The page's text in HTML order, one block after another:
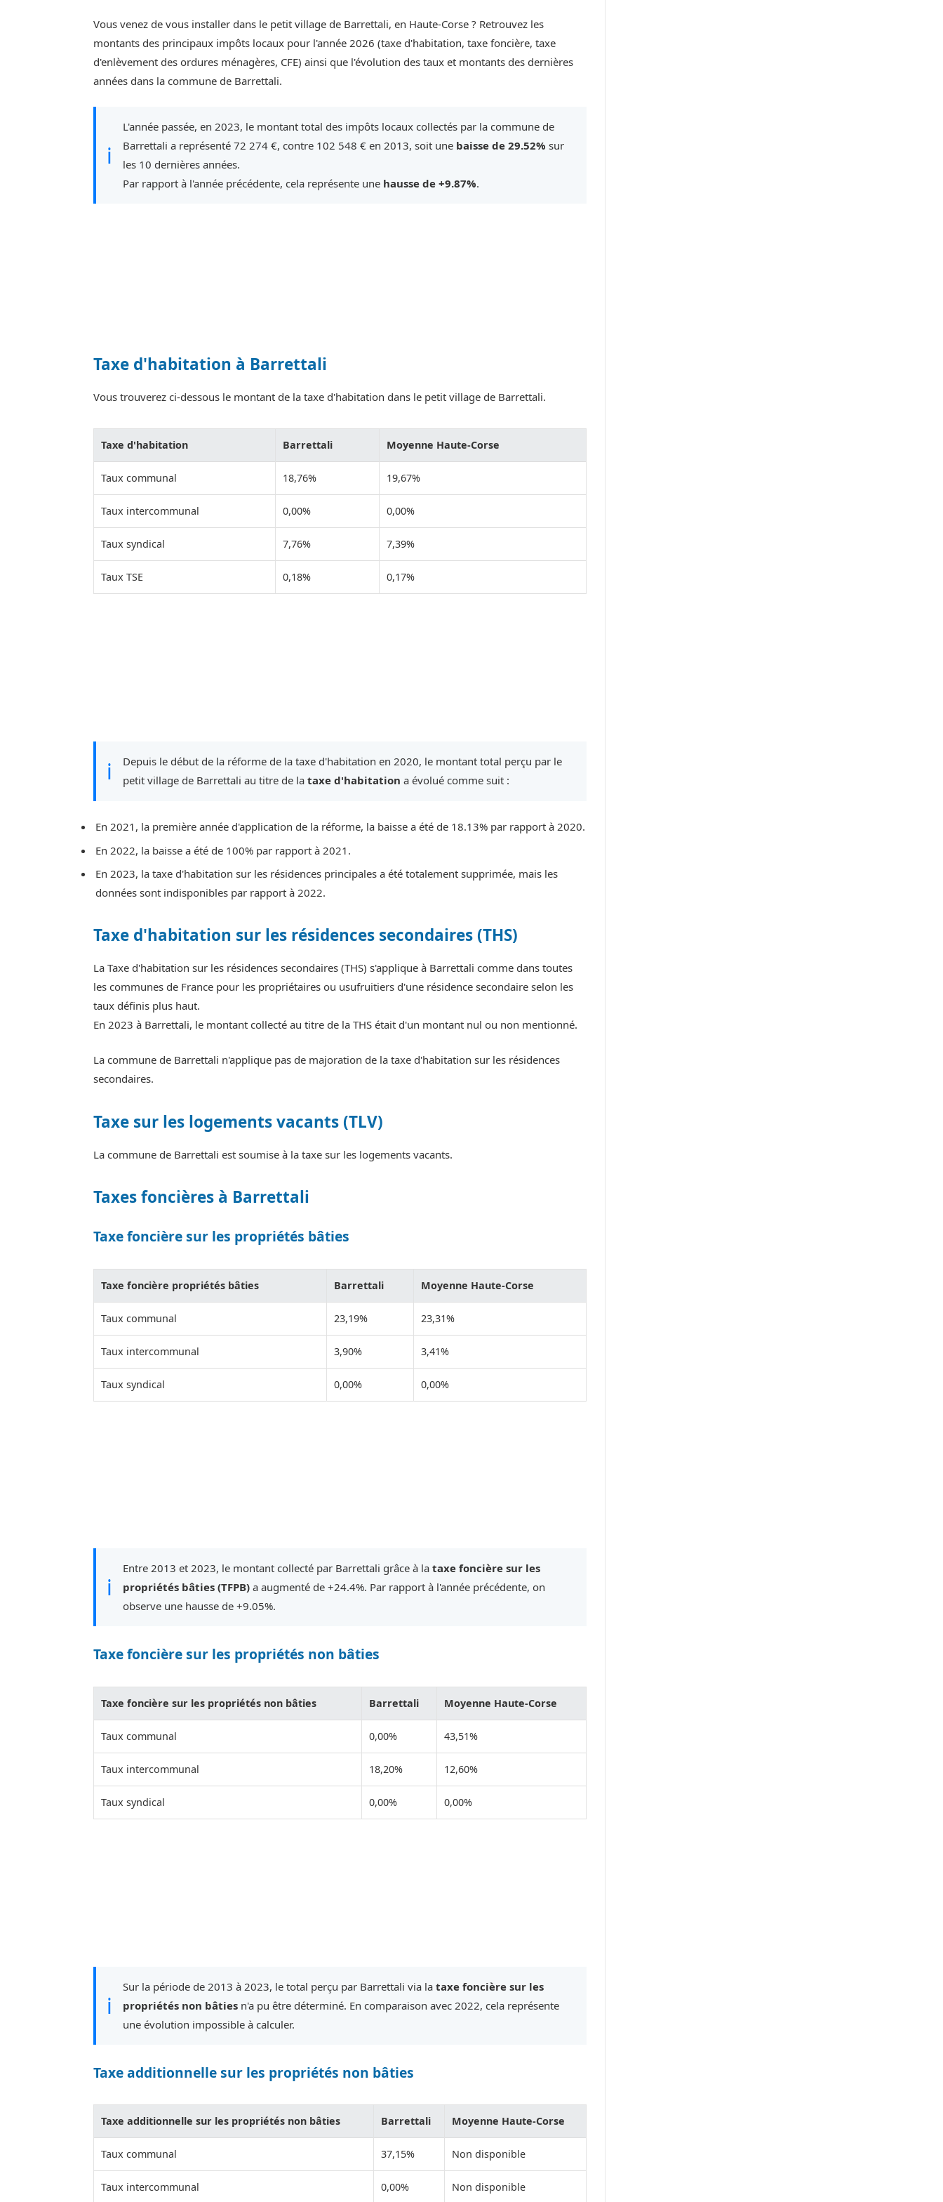
Vous venez de vous installer dans le petit village de Barrettali, en Haute-Corse ? Retrouvez les
montants des principaux impôts locaux pour l'année 2026 (taxe d'habitation, taxe foncière, taxe
d'enlèvement des ordures ménagères, CFE) ainsi que l'évolution des taux et montants des dernières
années dans la commune de Barrettali.
ℹ
L'année passée, en 2023, le montant total des impôts locaux collectés par la commune de
Barrettali a représenté 72 274 €, contre 102 548 € en 2013, soit une baisse de 29.52% sur
les 10 dernières années.
Par rapport à l'année précédente, cela représente une hausse de +9.87%.
Taxe d'habitation à Barrettali
Vous trouverez ci-dessous le montant de la taxe d'habitation dans le petit village de Barrettali.
Taxe d'habitation Barrettali Moyenne Haute-Corse
Taux communal 18,76% 19,67%
Taux intercommunal 0,00% 0,00%
Taux syndical 7,76% 7,39%
Taux TSE 0,18% 0,17%
ℹ
Depuis le début de la réforme de la taxe d'habitation en 2020, le montant total perçu par le
petit village de Barrettali au titre de la taxe d'habitation a évolué comme suit :
En 2021, la première année d'application de la réforme, la baisse a été de 18.13% par rapport à 2020.
En 2022, la baisse a été de 100% par rapport à 2021.
En 2023, la taxe d'habitation sur les résidences principales a été totalement supprimée, mais les
données sont indisponibles par rapport à 2022.
Taxe d'habitation sur les résidences secondaires (THS)
La Taxe d'habitation sur les résidences secondaires (THS) s'applique à Barrettali comme dans toutes
les communes de France pour les propriétaires ou usufruitiers d'une résidence secondaire selon les
taux définis plus haut.
En 2023 à Barrettali, le montant collecté au titre de la THS était d'un montant nul ou non mentionné.
La commune de Barrettali n'applique pas de majoration de la taxe d'habitation sur les résidences
secondaires.
Taxe sur les logements vacants (TLV)
La commune de Barrettali est soumise à la taxe sur les logements vacants.
Taxes foncières à Barrettali
Taxe foncière sur les propriétés bâties
Taxe foncière propriétés bâties Barrettali Moyenne Haute-Corse
Taux communal 23,19% 23,31%
Taux intercommunal 3,90% 3,41%
Taux syndical 0,00% 0,00%
ℹ
Entre 2013 et 2023, le montant collecté par Barrettali grâce à la taxe foncière sur les
propriétés bâties (TFPB) a augmenté de +24.4%. Par rapport à l'année précédente, on
observe une hausse de +9.05%.
Taxe foncière sur les propriétés non bâties
Taxe foncière sur les propriétés non bâties Barrettali Moyenne Haute-Corse
Taux communal 0,00% 43,51%
Taux intercommunal 18,20% 12,60%
Taux syndical 0,00% 0,00%
ℹ
Sur la période de 2013 à 2023, le total perçu par Barrettali via la taxe foncière sur les
propriétés non bâties n'a pu être déterminé. En comparaison avec 2022, cela représente
une évolution impossible à calculer.
Taxe additionnelle sur les propriétés non bâties
Taxe additionnelle sur les propriétés non bâties Barrettali Moyenne Haute-Corse
Taux communal 37,15% Non disponible
Taux intercommunal 0,00% Non disponible